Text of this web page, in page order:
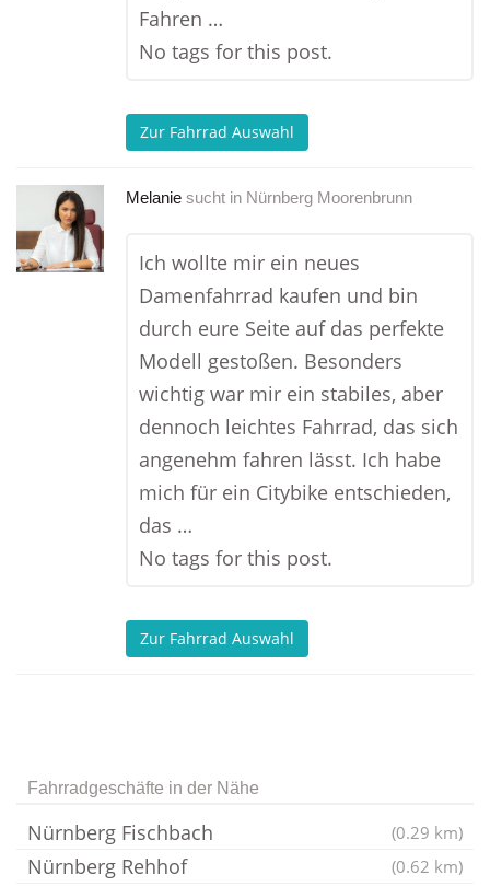
Fahren …
No tags for this post.
Zur Fahrrad Auswahl
Melanie sucht in Nürnberg Moorenbrunn
Ich wollte mir ein neues
Damenfahrrad kaufen und bin
durch eure Seite auf das perfekte
Modell gestoßen. Besonders
wichtig war mir ein stabiles, aber
dennoch leichtes Fahrrad, das sich
angenehm fahren lässt. Ich habe
mich für ein Citybike entschieden,
das …
No tags for this post.
Zur Fahrrad Auswahl
Fahrradgeschäfte in der Nähe
Nürnberg Fischbach (0.29 km)
Nürnberg Rehhof (0.62 km)